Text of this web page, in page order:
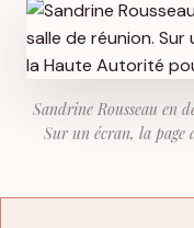
Sandrine Rousseau en
Sur un écran, la page